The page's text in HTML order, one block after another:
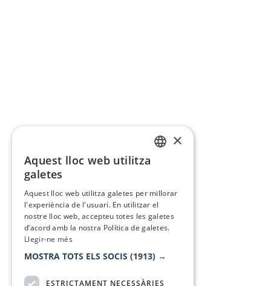
×
Aquest lloc web utilitza
galetes
Aquest lloc web utilitza galetes per millorar
l'experiència de l'usuari. En utilitzar el
nostre lloc web, accepteu totes les galetes
d’acord amb la nostra Política de galetes.
Llegir-ne més
MOSTRA TOTS ELS SOCIS (1913) →
ESTRICTAMENT NECESSÀRIES